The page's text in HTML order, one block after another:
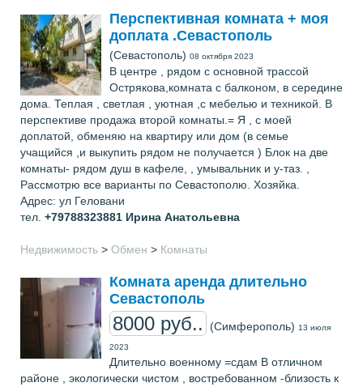
Перспективная комната + моя
доплата .Севастополь
(Севастополь) 08 октября 2023
В центре , рядом с основной трассой
Острякова,комната с балконом, в середине
дома. Теплая , светлая , уютная ,с мебелью и техникой. В
перспективе продажа второй комнаты.= Я , с моей
доплатой, обменяю на квартиру или дом (в семье
учащийся ,и выкупить рядом не получается ) Блок на две
комнаты- рядом душ в кафеле, , умывальник и у-таз. ,
Рассмотрю все варианты по Севастополю. Хозяйка.
Адрес: ул Геловани
тел. +79788323881 Ирина Анатольевна
Недвижимость > Обмен > Комнаты
Комната аренда длительно
Севастополь
8000 руб.. (Симферополь) 13 июля
2023
Длительно военному =сдам В отличном
районе , экологически чистом , востребованном -близость к